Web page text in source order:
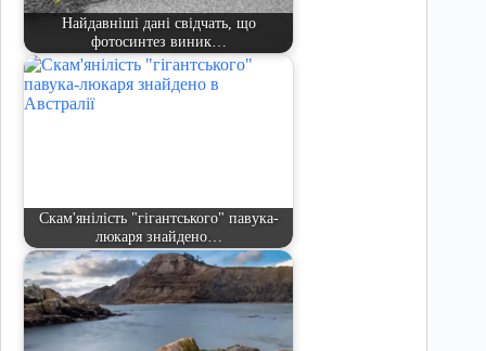
Найдавніші дані свідчать, що
фотосинтез виник…
Скам'янілість "гігантського" павука-
люкаря знайдено…